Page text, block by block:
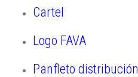
Cartel
Logo FAVA
Panfleto distribución